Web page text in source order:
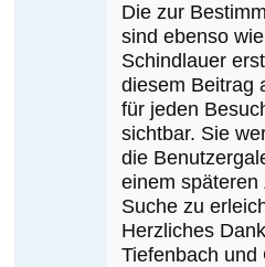
Die zur
sind ebenso
Schindlauer
diesem Beitrag
für jeden
sichtbar. Sie
die
einem späteren
Suche zu
Herzliches
Tiefenbach und